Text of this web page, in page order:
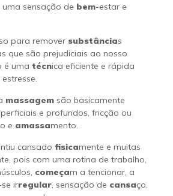
sensação de bem-estar e
para remover substâncias
que são prejudiciais ao nosso
é uma técnica eficiente e rápida
massagemsão basicamente
e profundos, fricção ou
e amassamento.
cansado fisicamente e muitas
pois com uma rotina de trabalho,
começam a tencionar, a
se irregular, sensação de cansaço,